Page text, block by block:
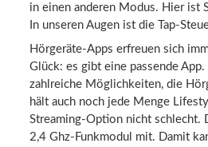
in einen anderen Modus. Hier ist
In unseren Augen ist die Tap-
Hörgeräte-Apps erfreuen sich
Glück: es gibt eine passende
zahlreiche Möglichkeiten, die
hält auch noch jede Menge
Streaming-Option nicht schlecht.
2,4 Ghz-Funkmodul mit. Damit